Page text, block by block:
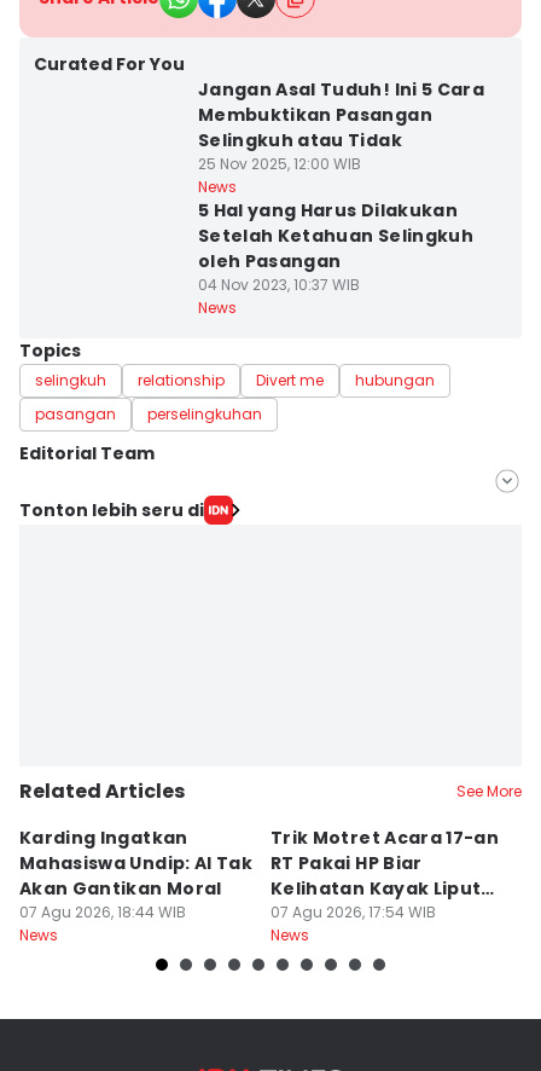
Curated For You
Jangan Asal Tuduh! Ini 5 Cara
Membuktikan Pasangan
Selingkuh atau Tidak
25 Nov 2025, 12:00 WIB
News
5 Hal yang Harus Dilakukan
Setelah Ketahuan Selingkuh
oleh Pasangan
04 Nov 2023, 10:37 WIB
News
Topics
selingkuh relationship Divert me
hubungan
pasangan
perselingkuhan
Editorial Team
Editor
Tonton lebih seru di
Related Articles See More
Karding Ingatkan
Mahasiswa Undip: AI Tak
Akan Gantikan Moral
07 Agu 2026, 18:44 WIB
News
Trik Motret Acara 17-an
RT Pakai HP Biar
Kelihatan Kayak Liputan
Festival Nasional
07 Agu 2026, 17:54 WIB
News